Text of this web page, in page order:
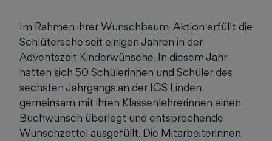
Im Rahmen ihrer Wunschbaum-Aktion erfüllt die
Schlütersche seit einigen Jahren in der
Adventszeit Kinderwünsche. In diesem Jahr
hatten sich 50 Schülerinnen und Schüler des
sechsten Jahrgangs an der IGS Linden
gemeinsam mit ihren Klassenlehrerinnen einen
Buchwunsch überlegt und entsprechende
Wunschzettel ausgefüllt. Die Mitarbeiterinnen